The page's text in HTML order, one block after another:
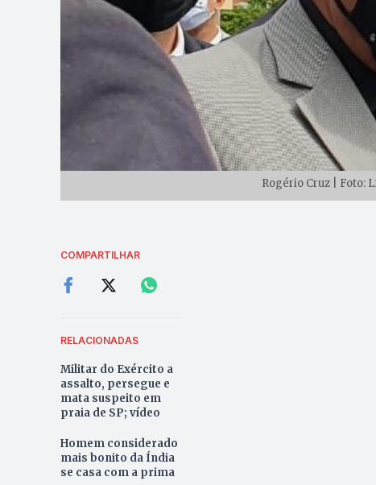
Rogério Cruz | Foto:
COMPARTILHAR
RELACIONADAS
Militar do Exército a
assalto, persegue e
mata suspeito em
praia de SP; vídeo
Homem considerado
mais bonito da Índia
se casa com a prima